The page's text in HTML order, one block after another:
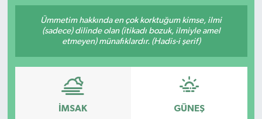
Ümmetim hakkında en çok korktuğum kimse, ilmi
(sadece) dilinde olan (itikadı bozuk, ilmiyle amel
etmeyen) münafıklardır. (Hadis-i şerif)
İMSAK GÜNEŞ